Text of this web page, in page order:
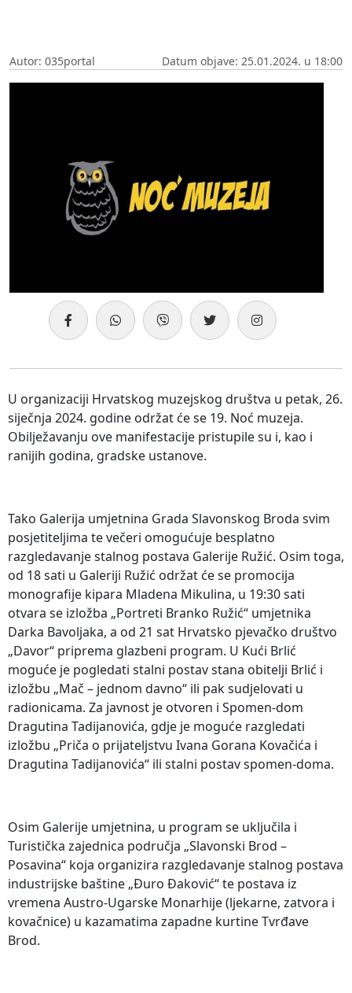
Autor: 035portal Datum objave: 25.01.2024. u 18:00
U organizaciji Hrvatskog muzejskog društva u petak, 26.
siječnja 2024. godine održat će se 19. Noć muzeja.
Obilježavanju ove manifestacije pristupile su i, kao i
ranijih godina, gradske ustanove.
Tako Galerija umjetnina Grada Slavonskog Broda svim
posjetiteljima te večeri omogućuje besplatno
razgledavanje stalnog postava Galerije Ružić. Osim toga,
od 18 sati u Galeriji Ružić održat će se promocija
monografije kipara Mladena Mikulina, u 19:30 sati
otvara se izložba „Portreti Branko Ružić“ umjetnika
Darka Bavoljaka, a od 21 sat Hrvatsko pjevačko društvo
„Davor“ priprema glazbeni program. U Kući Brlić
moguće je pogledati stalni postav stana obitelji Brlić i
izložbu „Mač – jednom davno“ ili pak sudjelovati u
radionicama. Za javnost je otvoren i Spomen-dom
Dragutina Tadijanovića, gdje je moguće razgledati
izložbu „Priča o prijateljstvu Ivana Gorana Kovačića i
Dragutina Tadijanovića“ ili stalni postav spomen-doma.
Osim Galerije umjetnina, u program se uključila i
Turistička zajednica područja „Slavonski Brod –
Posavina“ koja organizira razgledavanje stalnog postava
industrijske baštine „Đuro Đaković“ te postava iz
vremena Austro-Ugarske Monarhije (ljekarne, zatvora i
kovačnice) u kazamatima zapadne kurtine Tvrđave
Brod.